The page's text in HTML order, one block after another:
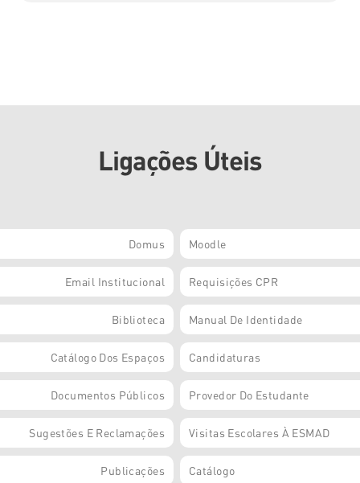
Ligações Úteis
Domus Moodle
Email Institucional Requisições CPR
Biblioteca Manual De Identidade
Catálogo Dos Espaços Candidaturas
Documentos Públicos Provedor Do Estudante
Sugestões E Reclamações Visitas Escolares À ESMAD
Publicações Catálogo